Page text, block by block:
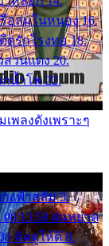
รือล่มในหนอง 16.
ตรักโรงทอ 18.
สวนแตง 20.
กน้ำโพ 22.
พลงดังเพราะๆ
างฟ้าสลัม 3.
00:13:58 ฝนหยาด
คิดดูให้ดี 8.